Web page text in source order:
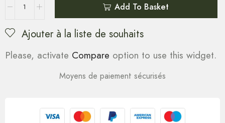
Add To Basket
Ajouter à la liste de souhaits
Please, activate Compare option to use this widget.
Moyens de paiement sécurisés